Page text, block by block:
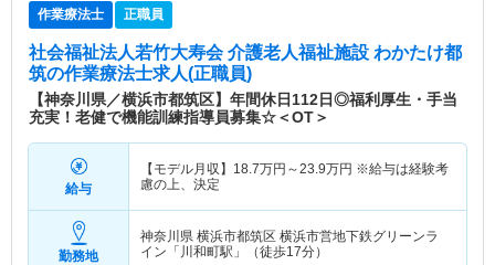
作業療法士 正職員
社会福祉法人若竹大寿会 介護老人福祉施設 わかたけ都
筑の作業療法士求人(正職員)
【神奈川県／横浜市都筑区】年間休日112日◎福利厚生・手当
充実！老健で機能訓練指導員募集☆＜OT＞
給与
【モデル月収】 18.7万円～23.9万円 ※給与は経験考
慮の上、決定
勤務地
神奈川県 横浜市都筑区 横浜市営地下鉄グリーンラ
イン「川和町駅」（徒歩17分）